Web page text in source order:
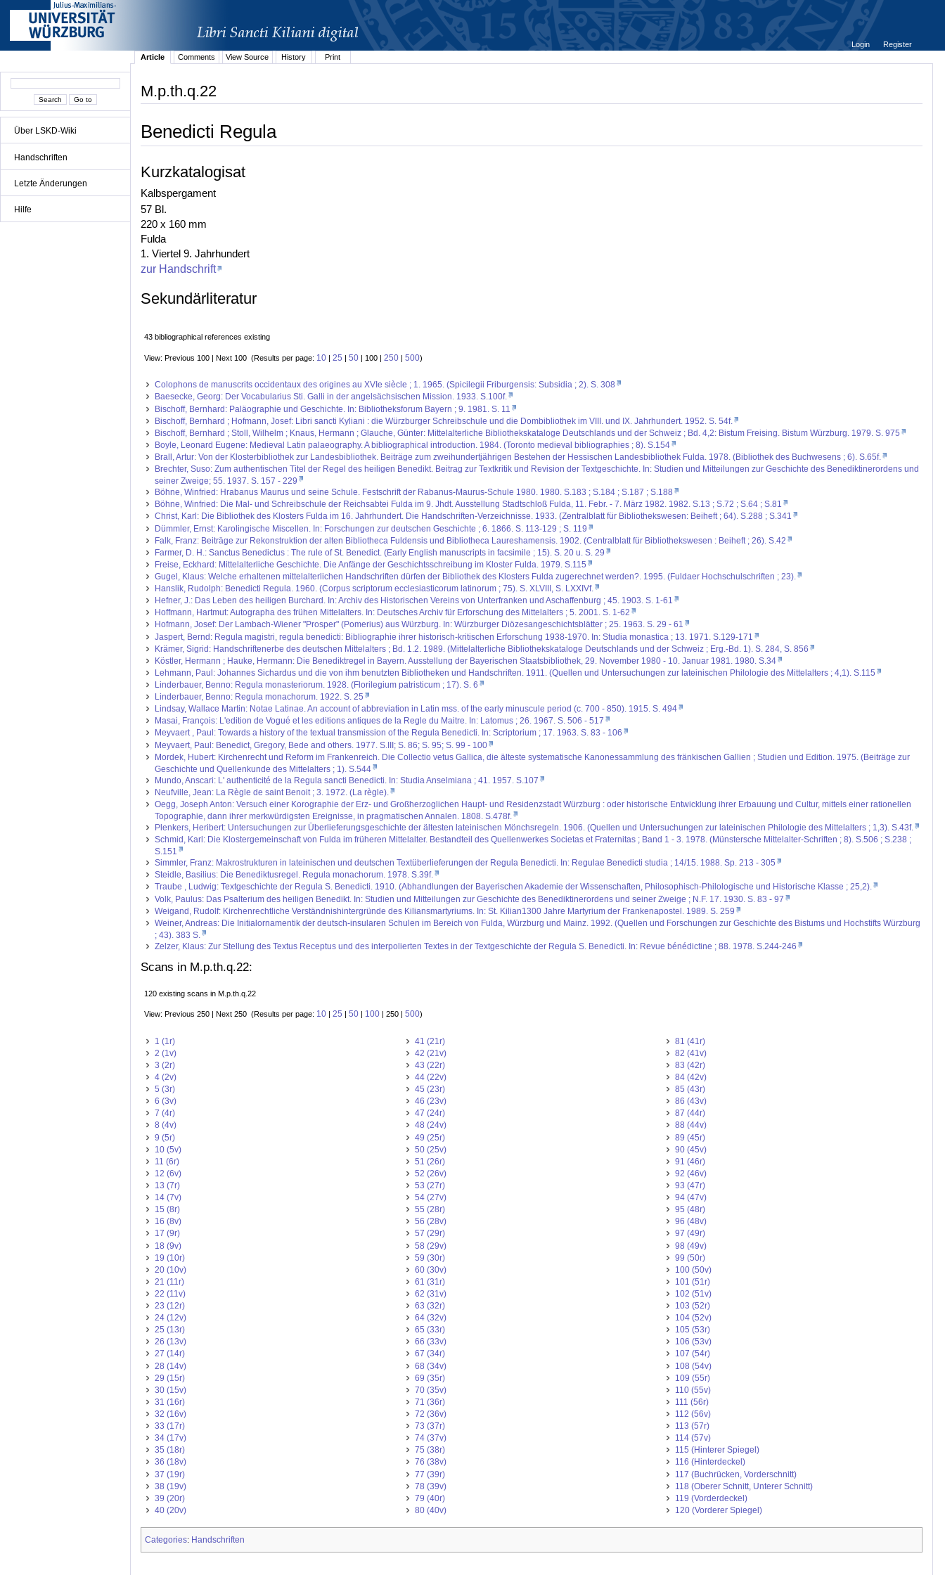
Über LSKD-Wiki
Handschriften
Letzte Änderungen
Hilfe
Login
Register
Article
Comments View Source History Print
M.p.th.q.22
Benedicti Regula
Kurzkatalogisat
Kalbspergament
57 Bl.
220 x 160 mm
Fulda
1. Viertel 9. Jahrhundert
zur Handschrift
Sekundärliteratur
43 bibliographical references existing
View: Previous 100 | Next 100 (Results per page: 10 | 25 | 50 | 100 | 250 | 500)
Colophons de manuscrits occidentaux des origines au XVIe siècle ; 1. 1965. (Spicilegii Friburgensis: Subsidia ; 2). S. 308
Baesecke, Georg: Der Vocabularius Sti. Galli in der angelsächsischen Mission. 1933. S.100f.
Bischoff, Bernhard: Paläographie und Geschichte. In: Bibliotheksforum Bayern ; 9. 1981. S. 11
Bischoff, Bernhard ; Hofmann, Josef: Libri sancti Kyliani : die Würzburger Schreibschule und die Dombibliothek im VIII. und IX. Jahrhundert. 1952. S. 54f.
Bischoff, Bernhard ; Stoll, Wilhelm ; Knaus, Hermann ; Glauche, Günter: Mittelalterliche Bibliothekskataloge Deutschlands und der Schweiz ; Bd. 4,2: Bistum Freising. Bistum Würzburg. 1979. S. 975
Boyle, Leonard Eugene: Medieval Latin palaeography. A bibliographical introduction. 1984. (Toronto medieval bibliographies ; 8). S.154
Brall, Artur: Von der Klosterbibliothek zur Landesbibliothek. Beiträge zum zweihundertjährigen Bestehen der Hessischen Landesbibliothek Fulda. 1978. (Bibliothek des Buchwesens ; 6). S.65f.
Brechter, Suso: Zum authentischen Titel der Regel des heiligen Benedikt. Beitrag zur Textkritik und Revision der Textgeschichte. In: Studien und Mitteilungen zur Geschichte des Benediktinerordens und
seiner Zweige; 55. 1937. S. 157 - 229
Böhne, Winfried: Hrabanus Maurus und seine Schule. Festschrift der Rabanus-Maurus-Schule 1980. 1980. S.183 ; S.184 ; S.187 ; S.188
Böhne, Winfried: Die Mal- und Schreibschule der Reichsabtei Fulda im 9. Jhdt. Ausstellung Stadtschloß Fulda, 11. Febr. - 7. März 1982. 1982. S.13 ; S.72 ; S.64 ; S.81
Christ, Karl: Die Bibliothek des Klosters Fulda im 16. Jahrhundert. Die Handschriften-Verzeichnisse. 1933. (Zentralblatt für Bibliothekswesen: Beiheft ; 64). S.288 ; S.341
Dümmler, Ernst: Karolingische Miscellen. In: Forschungen zur deutschen Geschichte ; 6. 1866. S. 113-129 ; S. 119
Falk, Franz: Beiträge zur Rekonstruktion der alten Bibliotheca Fuldensis und Bibliotheca Laureshamensis. 1902. (Centralblatt für Bibliothekswesen : Beiheft ; 26). S.42
Farmer, D. H.: Sanctus Benedictus : The rule of St. Benedict. (Early English manuscripts in facsimile ; 15). S. 20 u. S. 29
Freise, Eckhard: Mittelalterliche Geschichte. Die Anfänge der Geschichtsschreibung im Kloster Fulda. 1979. S.115
Gugel, Klaus: Welche erhaltenen mittelalterlichen Handschriften dürfen der Bibliothek des Klosters Fulda zugerechnet werden?. 1995. (Fuldaer Hochschulschriften ; 23).
Hanslik, Rudolph: Benedicti Regula. 1960. (Corpus scriptorum ecclesiasticorum latinorum ; 75). S. XLVIII, S. LXXIVf.
Hefner, J.: Das Leben des heiligen Burchard. In: Archiv des Historischen Vereins von Unterfranken und Aschaffenburg ; 45. 1903. S. 1-61
Hoffmann, Hartmut: Autographa des frühen Mittelalters. In: Deutsches Archiv für Erforschung des Mittelalters ; 5. 2001. S. 1-62
Hofmann, Josef: Der Lambach-Wiener "Prosper" (Pomerius) aus Würzburg. In: Würzburger Diözesangeschichtsblätter ; 25. 1963. S. 29 - 61
Jaspert, Bernd: Regula magistri, regula benedicti: Bibliographie ihrer historisch-kritischen Erforschung 1938-1970. In: Studia monastica ; 13. 1971. S.129-171
Krämer, Sigrid: Handschriftenerbe des deutschen Mittelalters ; Bd. 1.2. 1989. (Mittelalterliche Bibliothekskataloge Deutschlands und der Schweiz ; Erg.-Bd. 1). S. 284, S. 856
Köstler, Hermann ; Hauke, Hermann: Die Benediktregel in Bayern. Ausstellung der Bayerischen Staatsbibliothek, 29. November 1980 - 10. Januar 1981. 1980. S.34
Lehmann, Paul: Johannes Sichardus und die von ihm benutzten Bibliotheken und Handschriften. 1911. (Quellen und Untersuchungen zur lateinischen Philologie des Mittelalters ; 4,1). S.115
Linderbauer, Benno: Regula monasteriorum. 1928. (Florilegium patristicum ; 17). S. 6
Linderbauer, Benno: Regula monachorum. 1922. S. 25
Lindsay, Wallace Martin: Notae Latinae. An account of abbreviation in Latin mss. of the early minuscule period (c. 700 - 850). 1915. S. 494
Masai, François: L'edition de Vogué et les editions antiques de la Regle du Maitre. In: Latomus ; 26. 1967. S. 506 - 517
Meyvaert , Paul: Towards a history of the textual transmission of the Regula Benedicti. In: Scriptorium ; 17. 1963. S. 83 - 106
Meyvaert, Paul: Benedict, Gregory, Bede and others. 1977. S.III; S. 86; S. 95; S. 99 - 100
Mordek, Hubert: Kirchenrecht und Reform im Frankenreich. Die Collectio vetus Gallica, die älteste systematische Kanonessammlung des fränkischen Gallien ; Studien und Edition. 1975. (Beiträge zur
Geschichte und Quellenkunde des Mittelalters ; 1). S.544
Mundo, Anscari: L' authenticité de la Regula sancti Benedicti. In: Studia Anselmiana ; 41. 1957. S.107
Neufville, Jean: La Règle de saint Benoit ; 3. 1972. (La règle).
Oegg, Joseph Anton: Versuch einer Korographie der Erz- und Großherzoglichen Haupt- und Residenzstadt Würzburg : oder historische Entwicklung ihrer Erbauung und Cultur, mittels einer rationellen
Topographie, dann ihrer merkwürdigsten Ereignisse, in pragmatischen Annalen. 1808. S.478f.
Plenkers, Heribert: Untersuchungen zur Überlieferungsgeschichte der ältesten lateinischen Mönchsregeln. 1906. (Quellen und Untersuchungen zur lateinischen Philologie des Mittelalters ; 1,3). S.43f.
Schmid, Karl: Die Klostergemeinschaft von Fulda im früheren Mittelalter. Bestandteil des Quellenwerkes Societas et Fraternitas ; Band 1 - 3. 1978. (Münstersche Mittelalter-Schriften ; 8). S.506 ; S.238 ;
S.151
Simmler, Franz: Makrostrukturen in lateinischen und deutschen Textüberlieferungen der Regula Benedicti. In: Regulae Benedicti studia ; 14/15. 1988. Sp. 213 - 305
Steidle, Basilius: Die Benediktusregel. Regula monachorum. 1978. S.39f.
Traube , Ludwig: Textgeschichte der Regula S. Benedicti. 1910. (Abhandlungen der Bayerischen Akademie der Wissenschaften, Philosophisch-Philologische und Historische Klasse ; 25,2).
Volk, Paulus: Das Psalterium des heiligen Benedikt. In: Studien und Mitteilungen zur Geschichte des Benediktinerordens und seiner Zweige ; N.F. 17. 1930. S. 83 - 97
Weigand, Rudolf: Kirchenrechtliche Verständnishintergründe des Kiliansmartyriums. In: St. Kilian1300 Jahre Martyrium der Frankenapostel. 1989. S. 259
Weiner, Andreas: Die Initialornamentik der deutsch-insularen Schulen im Bereich von Fulda, Würzburg und Mainz. 1992. (Quellen und Forschungen zur Geschichte des Bistums und Hochstifts Würzburg
; 43). 383 S.
Zelzer, Klaus: Zur Stellung des Textus Receptus und des interpolierten Textes in der Textgeschichte der Regula S. Benedicti. In: Revue bénédictine ; 88. 1978. S.244-246
Scans in M.p.th.q.22:
120 existing scans in M.p.th.q.22
View: Previous 250 | Next 250 (Results per page: 10 25 50 100 | 250 | 500)
1 (1r)
2 (1v)
3 (2r)
4 (2v)
5 (3r)
6 (3v)
7 (4r)
8 (4v)
9 (5r)
10 (5v)
11 (6r)
12 (6v)
13 (7r)
14 (7v)
15 (8r)
16 (8v)
17 (9r)
18 (9v)
19 (10r)
20 (10v)
21 (11r)
22 (11v)
23 (12r)
24 (12v)
25 (13r)
26 (13v)
27 (14r)
28 (14v)
29 (15r)
30 (15v)
31 (16r)
32 (16v)
33 (17r)
34 (17v)
35 (18r)
36 (18v)
37 (19r)
38 (19v)
39 (20r)
40 (20v)
41 (21r)
42 (21v)
43 (22r)
44 (22v)
45 (23r)
46 (23v)
47 (24r)
48 (24v)
49 (25r)
50 (25v)
51 (26r)
52 (26v)
53 (27r)
54 (27v)
55 (28r)
56 (28v)
57 (29r)
58 (29v)
59 (30r)
60 (30v)
61 (31r)
62 (31v)
63 (32r)
64 (32v)
65 (33r)
66 (33v)
67 (34r)
68 (34v)
69 (35r)
70 (35v)
71 (36r)
72 (36v)
73 (37r)
74 (37v)
75 (38r)
76 (38v)
77 (39r)
78 (39v)
79 (40r)
80 (40v)
81 (41r)
82 (41v)
83 (42r)
84 (42v)
85 (43r)
86 (43v)
87 (44r)
88 (44v)
89 (45r)
90 (45v)
91 (46r)
92 (46v)
93 (47r)
94 (47v)
95 (48r)
96 (48v)
97 (49r)
98 (49v)
99 (50r)
100 (50v)
101 (51r)
102 (51v)
103 (52r)
104 (52v)
105 (53r)
106 (53v)
107 (54r)
108 (54v)
109 (55r)
110 (55v)
111 (56r)
112 (56v)
113 (57r)
114 (57v)
115 (Hinterer Spiegel)
116 (Hinterdeckel)
117 (Buchrücken, Vorderschnitt)
118 (Oberer Schnitt, Unterer Schnitt)
119 (Vorderdeckel)
120 (Vorderer Spiegel)
Categories: Handschriften